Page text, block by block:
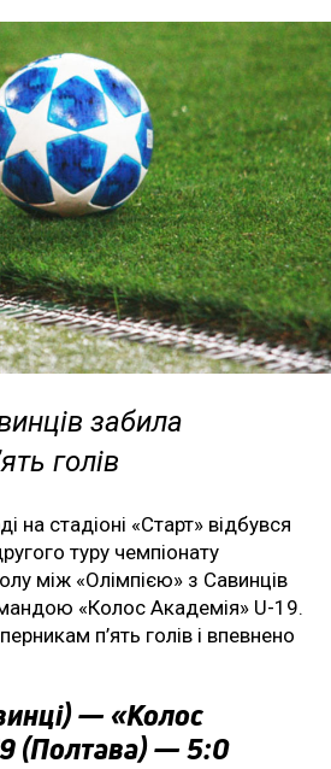
забила
голів
на стадіоні «Старт» відбувся
туру чемпіонату
між «Олімпією» з Савинців
«Колос Академія» U-19.
п’ять голів і впевнено
— «Колос
(Полтава) — 5:0